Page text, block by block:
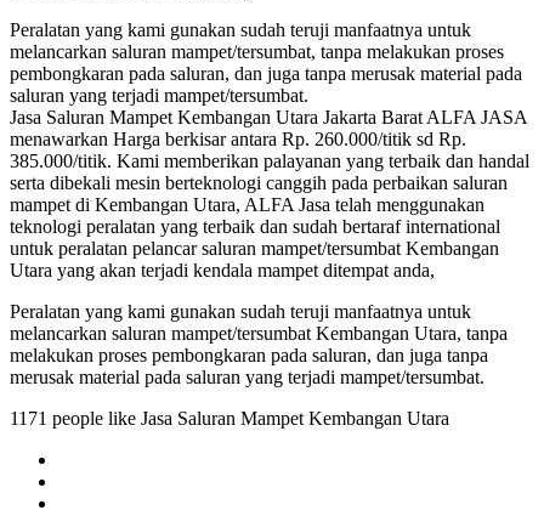
Peralatan yang kami gunakan sudah teruji manfaatnya untuk
melancarkan saluran mampet/tersumbat, tanpa melakukan proses
pembongkaran pada saluran, dan juga tanpa merusak material pada
saluran yang terjadi mampet/tersumbat.
Jasa Saluran Mampet Kembangan Utara Jakarta Barat ALFA JASA
menawarkan Harga berkisar antara Rp. 260.000/titik sd Rp.
385.000/titik. Kami memberikan palayanan yang terbaik dan handal
serta dibekali mesin berteknologi canggih pada perbaikan saluran
mampet di Kembangan Utara, ALFA Jasa telah menggunakan
teknologi peralatan yang terbaik dan sudah bertaraf international
untuk peralatan pelancar saluran mampet/tersumbat Kembangan
Utara yang akan terjadi kendala mampet ditempat anda,
Peralatan yang kami gunakan sudah teruji manfaatnya untuk
melancarkan saluran mampet/tersumbat Kembangan Utara, tanpa
melakukan proses pembongkaran pada saluran, dan juga tanpa
merusak material pada saluran yang terjadi mampet/tersumbat.
1171 people like Jasa Saluran Mampet Kembangan Utara